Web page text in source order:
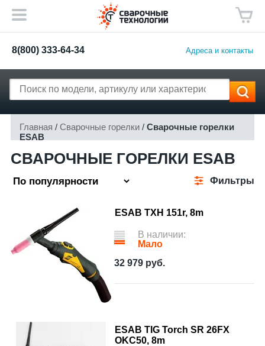
8(800) 333-64-34 Адреса и контакты
Главная / Сварочные горелки / Сварочные горелки
ESAB
СВАРОЧНЫЕ ГОРЕЛКИ ESAB
Фильтры
ESAB TXH 151r, 8m
В наличии:
Мало
32 979 руб.
ESAB TIG Torch SR 26FX
OKC50, 8m